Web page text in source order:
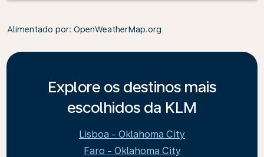
Alimentado por: OpenWeatherMap.org
Explore os destinos mais
escolhidos da KLM
Lisboa - Oklahoma City
Faro - Oklahoma City